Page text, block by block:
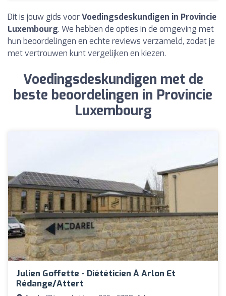
Dit is jouw gids voorVoedingsdeskundigen in Provincie
Luxembourg. We hebben de opties in de omgeving met
hun beoordelingen en echte reviews verzameld, zodat je
met vertrouwen kunt vergelijken en kiezen.
Voedingsdeskundigen met de
beste beoordelingen in Provincie
Luxembourg
Julien Goffette - Diététicien À Arlon Et
Rédange/Attert